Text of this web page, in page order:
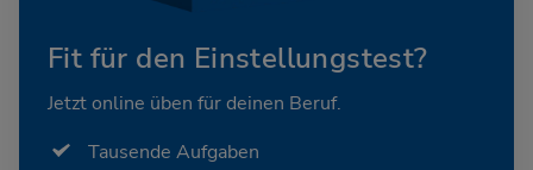
Fit für den Einstellungstest?
Jetzt online üben für deinen Beruf.
Tausende Aufgaben